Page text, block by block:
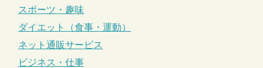
スポーツ・趣味
ダイエット（食事・運動）
ネット通販サービス
ビジネス・仕事